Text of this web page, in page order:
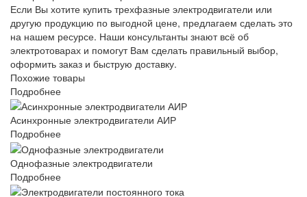
Если Вы хотите купить трехфазные электродвигатели или
другую продукцию по выгодной цене, предлагаем сделать это
на нашем ресурсе. Наши консультанты знают всё об
электротоварах и помогут Вам сделать правильный выбор,
оформить заказ и быструю доставку.
Похожие товары
Подробнее
Асинхронные электродвигатели АИР
Подробнее
Однофазные электродвигатели
Подробнее